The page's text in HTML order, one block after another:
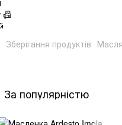
Зберігання продуктів
За популярністю